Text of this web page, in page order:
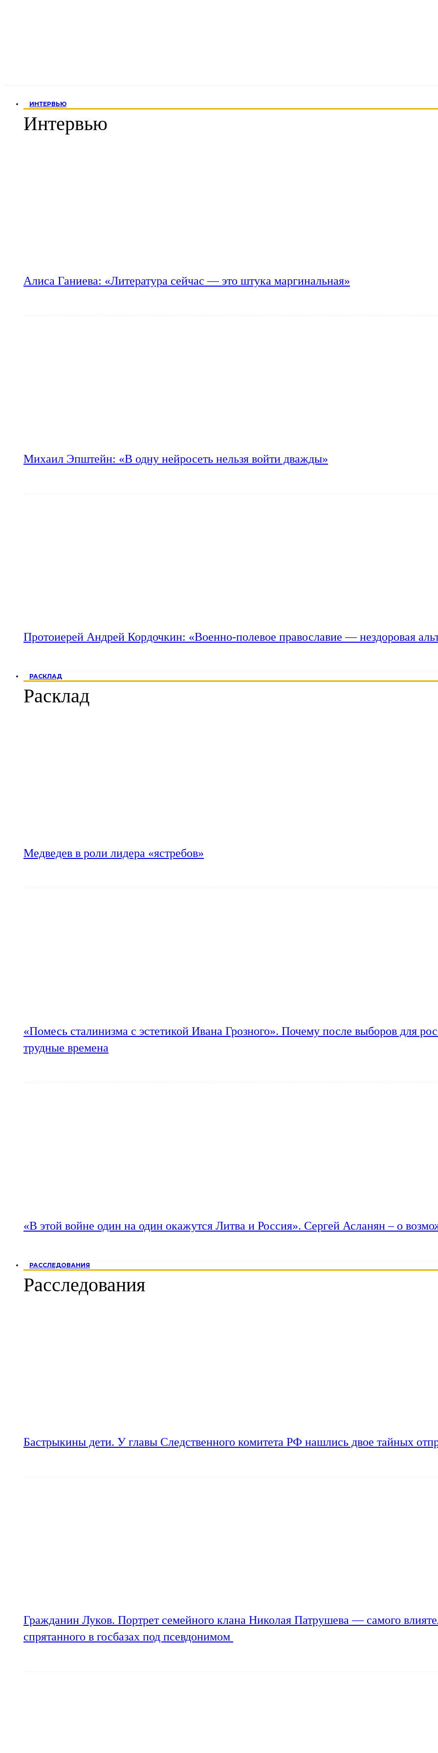
ИНТЕРВЬЮ
Интервью
Алиса Ганиева: «Литература сейчас — это штука маргинальная»
Михаил Эпштейн: «В одну нейросеть нельзя войти дважды»
Протоиерей Андрей Кордочкин: «Военно-полевое православие — нездоровая
РАСКЛАД
Расклад
Медведев в роли лидера «ястребов»
«Помесь сталинизма с эстетикой Ивана Грозного». Почему после выборов для
трудные времена
«В этой войне один на один окажутся Литва и Россия». Сергей Асланян – о
РАССЛЕДОВАНИЯ
Расследования
Бастрыкины дети. У главы Следственного комитета РФ нашлись двое тайных
Гражданин Луков. Портрет семейного клана Николая Патрушева — самого
спрятанного в госбазах под псевдонимом